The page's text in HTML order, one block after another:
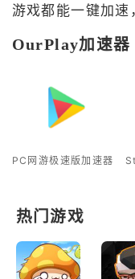
游戏都能一键加速
OurPlay加速器
PC网游极速版加速器
热门游戏